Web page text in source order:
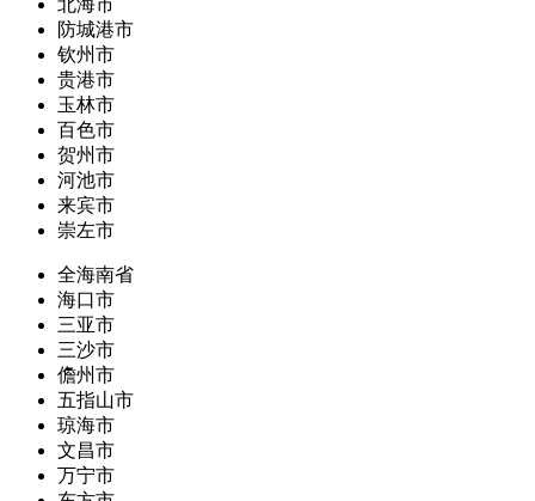
北海市
防城港市
钦州市
贵港市
玉林市
百色市
贺州市
河池市
来宾市
崇左市
全海南省
海口市
三亚市
三沙市
儋州市
五指山市
琼海市
文昌市
万宁市